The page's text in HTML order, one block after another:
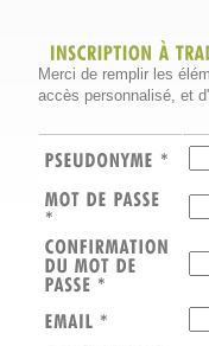
Merci de remplir les
accès personnalisé, et